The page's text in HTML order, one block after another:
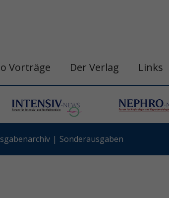
Vorträge Der Verlag Links
Sonderausgaben